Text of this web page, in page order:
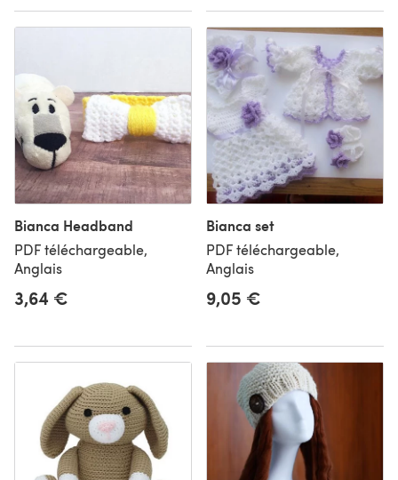
Bianca Headband
PDF téléchargeable,
Anglais
3,64 €
Bianca set
PDF téléchargeable,
Anglais
9,05 €